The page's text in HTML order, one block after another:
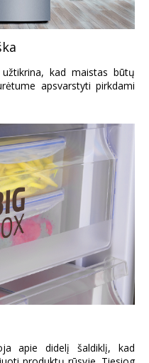
kad maistas būtų
apsvarstyti pirkdami
apie didelį šaldiklį, kad